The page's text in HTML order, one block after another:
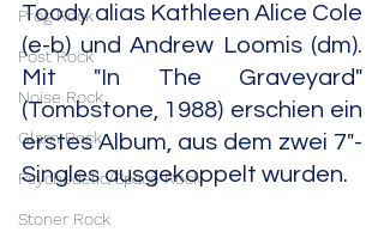
Prog Rock
Post Rock
Noise Rock
Glam Rock
Psychedelic/Space Rock
Stoner Rock
Toody alias Kathleen Alice Cole
(e-b) und Andrew Loomis (dm).
Mit "In The Graveyard"
(Tombstone, 1988) erschien ein
erstes Album, aus dem zwei 7"-
Singles ausgekoppelt wurden.